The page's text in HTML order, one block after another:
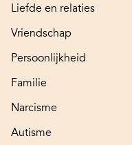
Liefde en relaties
Vriendschap
Persoonlijkheid
Familie
Narcisme
Autisme